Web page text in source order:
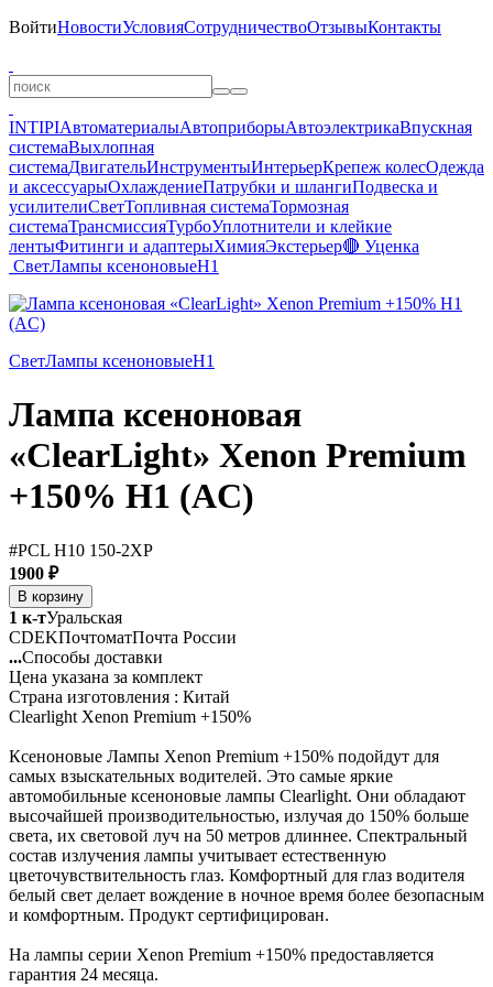
ВойтиНовостиУсловияСотрудничествоОтзывыКонтакты
INTIPIАвтоматериалыАвтоприборыАвтоэлектрикаВпускная
системаВыхлопная
системаДвигательИнструментыИнтерьерКрепеж колесОдежда
и аксессуарыОхлаждениеПатрубки и шлангиПодвеска и
усилителиСветТопливная системаТормозная
системаТрансмиссияТурбоУплотнители и клейкие
лентыФитинги и адаптерыХимияЭкстерьер🔴 Уценка
СветЛампы ксеноновыеH1
СветЛампы ксеноновыеH1
Лампа ксеноновая
«ClearLight» Xenon Premium
+150% H1 (AC)
#PCL H10 150-2XP
1900 ₽
В корзину
1 к-тУральская
CDEKПочтоматПочта России
...Способы доставки
Цена указана за комплект
Страна изготовления : Китай
Clearlight Xenon Premium +150%
Ксеноновые Лампы Xenon Premium +150% подойдут для
самых взыскательных водителей. Это самые яркие
автомобильные ксеноновые лампы Clearlight. Они обладают
высочайшей производительностью, излучая до 150% больше
света, их световой луч на 50 метров длиннее. Спектральный
состав излучения лампы учитывает естественную
цветочувствительность глаз. Комфортный для глаз водителя
белый свет делает вождение в ночное время более безопасным
и комфортным. Продукт сертифицирован.
На лампы серии Xenon Premium +150% предоставляется
гарантия 24 месяца.